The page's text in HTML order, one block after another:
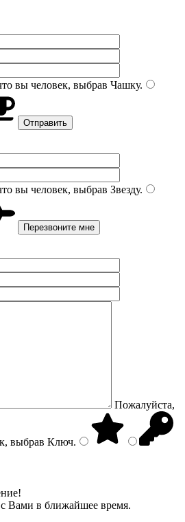
вы человек, выбрав Чашку.
вы человек, выбрав Звезду.
Пожалуйста,
выбрав Ключ.
Вами в ближайшее время.